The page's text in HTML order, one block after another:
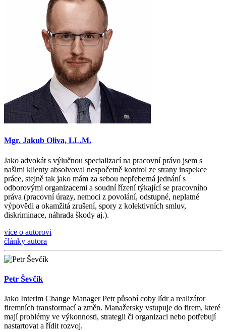
Mgr. Jakub Oliva, LL.M.
Jako advokát s výlučnou specializací na pracovní právo jsem s
našimi klienty absolvoval nespočetně kontrol ze strany inspekce
práce, stejně tak jako mám za sebou nepřeberná jednání s
odborovými organizacemi a soudní řízení týkající se pracovního
práva (pracovní úrazy, nemoci z povolání, odstupné, neplatné
výpovědi a okamžitá zrušení, spory z kolektivních smluv,
diskriminace, náhrada škody aj.).
více o autorovi
články autora
Petr Ševčík
Jako Interim Change Manager Petr působí coby lídr a realizátor
firemních transformací a změn. Manažersky vstupuje do firem, které
mají problémy ve výkonnosti, strategii či organizaci nebo potřebují
nastartovat a řídit rozvoj.